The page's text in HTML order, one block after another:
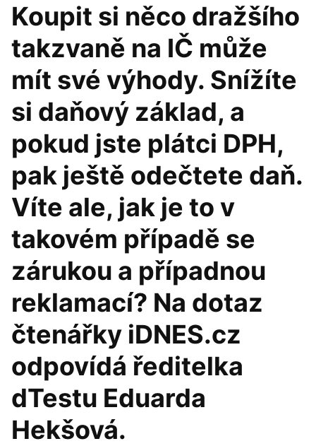
Koupit si něco dražšího
takzvaně na IČ může
mít své výhody. Snížíte
si daňový základ, a
pokud jste plátci DPH,
pak ještě odečtete daň.
Víte ale, jak je to v
takovém případě se
zárukou a případnou
reklamací? Na dotaz
čtenářky iDNES.cz
odpovídá ředitelka
dTestu Eduarda
Hekšová.